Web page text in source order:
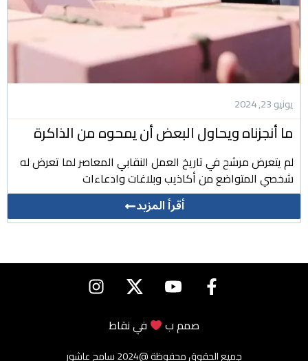
يونيو 23, 2024
ما أنجزناه ويحاول البعض أن يمحوه من الذاكرة
لم يتعرض مرشح في تاريخ العمل النقابي المعاصر لما تعرض له
شخصي المتواضع من أكاذيب وبلاغات وادعاءات
أقرأ المزيد
جميع الحقوق محفوظة @2024 سامح عاشور
صمم ب فينقاط